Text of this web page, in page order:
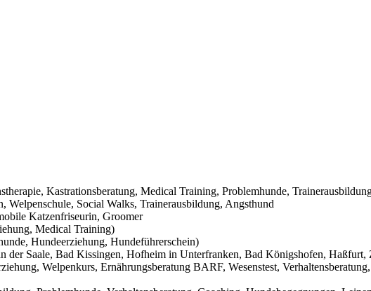
Kastrationsberatung, Medical Training, Problemhunde,
Welpenschule, Social Walks, Trainerausbildung, Angsthund
Katzenfriseurin, Groomer
Medical Training)
Hundeerziehung, Hundeführerschein)
der Saale, Bad Kissingen, Hofheim in Unterfranken, Bad Königshofen,
Welpenkurs, Ernährungsberatung BARF, Wesenstest,